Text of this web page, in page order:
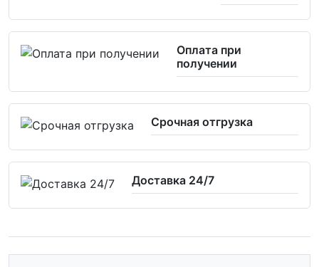
Оплата при
получении
Срочная отгрузка
Доставка 24/7